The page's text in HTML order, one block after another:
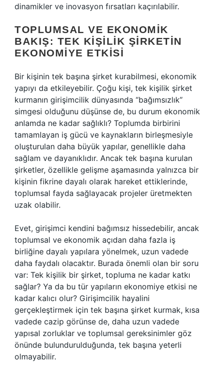
dinamikler ve inovasyon fırsatları kaçırılabilir.
TOPLUMSAL VE EKONOMIK
BAKIŞ: TEK KIŞILIK ŞIRKETIN
EKONOMIYE ETKISI
Bir kişinin tek başına şirket kurabilmesi, ekonomik
yapıyı da etkileyebilir. Çoğu kişi, tek kişilik şirket
kurmanın girişimcilik dünyasında “bağımsızlık”
simgesi olduğunu düşünse de, bu durum ekonomik
anlamda ne kadar sağlıklı? Toplumda birbirini
tamamlayan iş gücü ve kaynakların birleşmesiyle
oluşturulan daha büyük yapılar, genellikle daha
sağlam ve dayanıklıdır. Ancak tek başına kurulan
şirketler, özellikle gelişme aşamasında yalnızca bir
kişinin fikrine dayalı olarak hareket ettiklerinde,
toplumsal fayda sağlayacak projeler üretmekten
uzak olabilir.
Evet, girişimci kendini bağımsız hissedebilir, ancak
toplumsal ve ekonomik açıdan daha fazla iş
birliğine dayalı yapılara yönelmek, uzun vadede
daha faydalı olacaktır. Burada önemli olan bir soru
var: Tek kişilik bir şirket, topluma ne kadar katkı
sağlar? Ya da bu tür yapıların ekonomiye etkisi ne
kadar kalıcı olur? Girişimcilik hayalini
gerçekleştirmek için tek başına şirket kurmak, kısa
vadede cazip görünse de, daha uzun vadede
yapısal zorluklar ve toplumsal gereksinimler göz
önünde bulundurulduğunda, tek başına yeterli
olmayabilir.